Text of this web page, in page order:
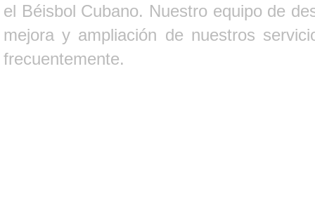
el Béisbol Cubano. Nuestro equipo de
mejora y ampliación de nuestros
frecuentemente.